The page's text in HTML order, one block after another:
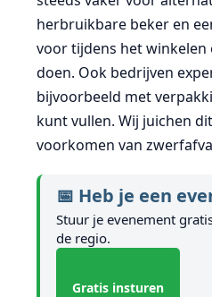
herbruikbare beker en
voor tijdens het winkelen
doen. Ook bedrijven
bijvoorbeeld met
kunt vullen. Wij juichen
voorkomen van
📅 Heb je een
Stuur je evenement
de regio.
Gratis insturen